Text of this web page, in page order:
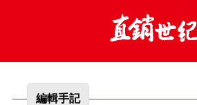
編輯手記